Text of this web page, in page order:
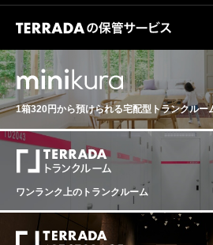
1箱320円から預けられる宅配型トランクルー
ワンランク上のトランクルーム